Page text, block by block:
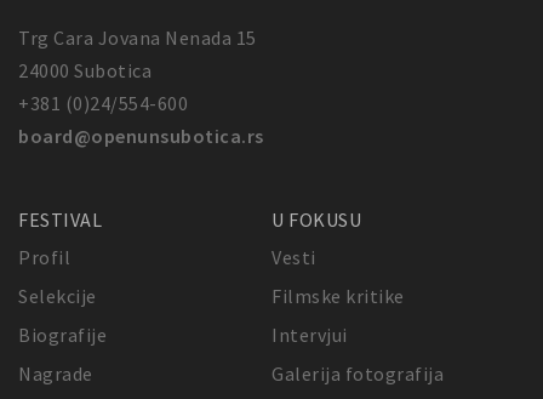
Trg Cara Jovana Nenada 15
24000 Subotica
+381 (0)24/554-600
board@openunsubotica.rs
FESTIVAL
Profil
Selekcije
Biografije
Nagrade
U FOKUSU
Vesti
Filmske kritike
Intervjui
Galerija fotografija